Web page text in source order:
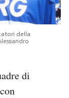
della
di